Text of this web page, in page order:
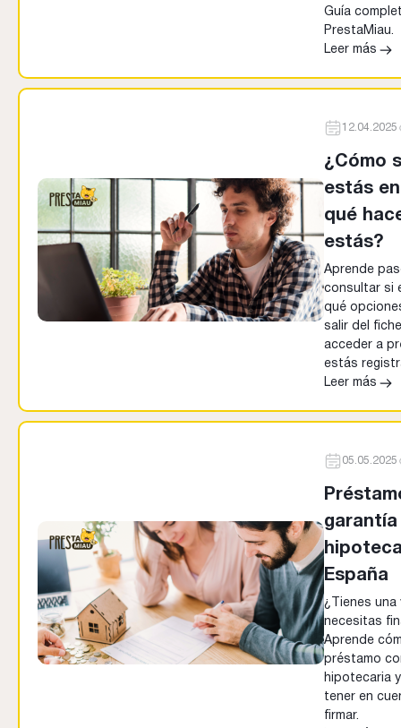
Guía
PrestaMiau.
Leer más
12.04.2025
¿Cómo
estás en
qué
estás?
Aprende
consultar si
qué
salir del
acceder a
estás
Leer más
05.05.2025
garantía
España
¿Tienes una
necesitas
Aprende
préstamo
hipotecaria
tener en
firmar.